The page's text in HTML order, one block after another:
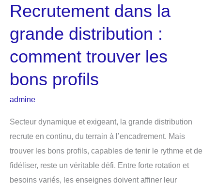
Recrutement dans la
grande distribution :
comment trouver les
bons profils
admine
Secteur dynamique et exigeant, la grande distribution
recrute en continu, du terrain à l’encadrement. Mais
trouver les bons profils, capables de tenir le rythme et de
fidéliser, reste un véritable défi. Entre forte rotation et
besoins variés, les enseignes doivent affiner leur